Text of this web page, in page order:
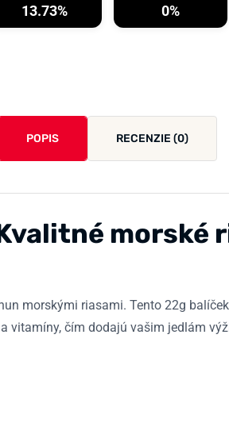
13.73% 0%
POPIS RECENZIE (0)
morské
morskými riasami. Tento 22g
vitamíny, čím dodajú vašim jedlám